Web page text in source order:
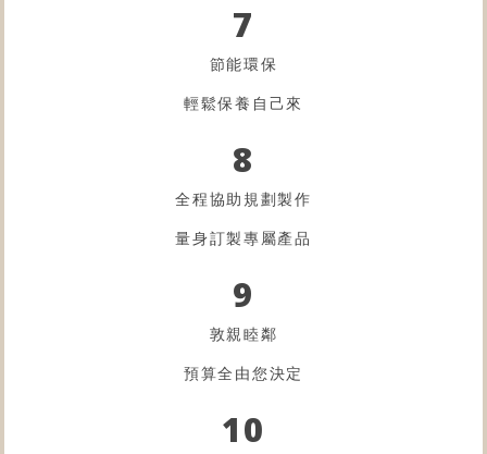
7
節能環保
輕鬆保養自己來
8
全程協助規劃製作
量身訂製專屬產品
9
敦親睦鄰
預算全由您決定
10